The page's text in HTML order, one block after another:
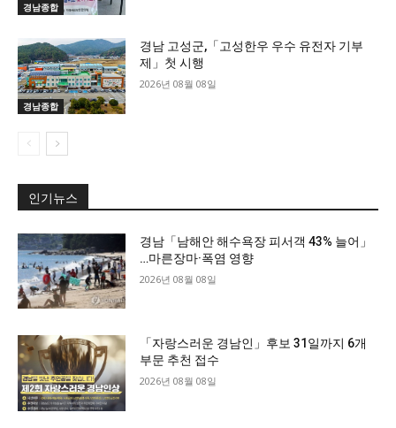
경남종합
경남종합
경남 고성군,「고성한우 우수 유전자 기부
제」첫 시행
2026년 08월 08일
인기뉴스
경남「남해안 해수욕장 피서객 43% 늘어」
…마른장마·폭염 영향
2026년 08월 08일
「자랑스러운 경남인」후보 31일까지 6개
부문 추천 접수
2026년 08월 08일